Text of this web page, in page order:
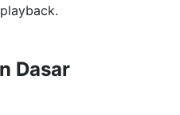
Dasar